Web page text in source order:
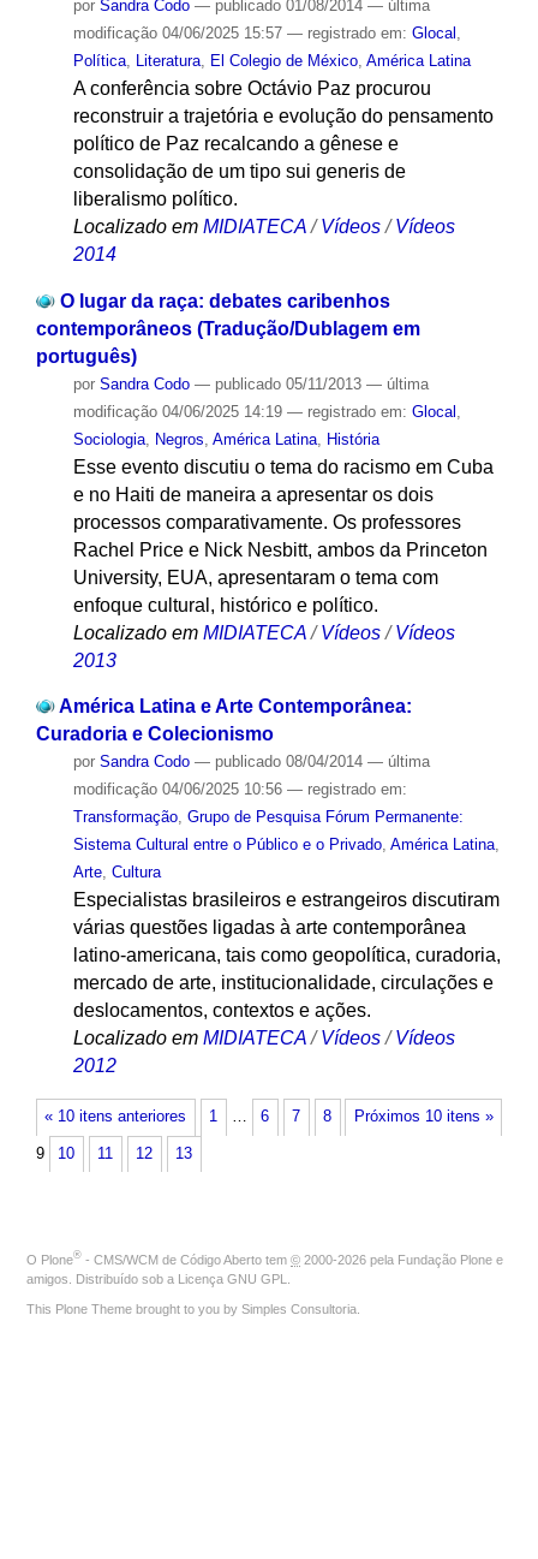
por Sandra Codo — publicado01/08/2014 — última
modificação04/06/2025 15:57 — registrado em: Glocal
Política, Literatura, El Colegio de México, América Latina
A conferência sobre Octávio Paz procurou
reconstruir a trajetória e evolução do pensamento
político de Paz recalcando a gênese e
consolidação de um tipo sui generis de
liberalismo político.
Localizado em MIDIATECA /Vídeos /Vídeos
2014
O lugar da raça: debates caribenhos
contemporâneos (Tradução/Dublagem em
português)
por Sandra Codo — publicado05/11/2013 — última
modificação04/06/2025 14:19 — registrado em: Glocal
Sociologia, Negros América Latina, História
Esse evento discutiu o tema do racismo em Cuba
e no Haiti de maneira a apresentar os dois
processos comparativamente. Os professores
Rachel Price e Nick Nesbitt, ambos da Princeton
University, EUA, apresentaram o tema com
enfoque cultural, histórico e político.
Localizado em MIDIATECA /Vídeos /Vídeos
2013
América Latina e Arte Contemporânea:
Curadoria e Colecionismo
por Sandra Codo — publicado08/04/2014 — última
modificação04/06/2025 10:56 — registrado em:
Transformação, Grupo de Pesquisa Fórum Permanente:
Sistema Cultural entre o Público e o Privado, América Latina,
Arte, Cultura
Especialistas brasileiros e estrangeiros discutiram
várias questões ligadas à arte contemporânea
latino-americana, tais como geopolítica, curadoria,
mercado de arte, institucionalidade, circulações e
deslocamentos, contextos e ações.
Localizado em MIDIATECA /Vídeos /Vídeos
2012
« 10 itens anteriores Próximos 10 itens »
1 … 6 7 8
9 10 11 12 13
O Plone® - CMS/WCM de Código Aberto tem © 2000-2026 pela Fundação Plone e
amigos. Distribuído sob a Licença GNU GPL
This Plone Theme brought to you by Simples Consultoria